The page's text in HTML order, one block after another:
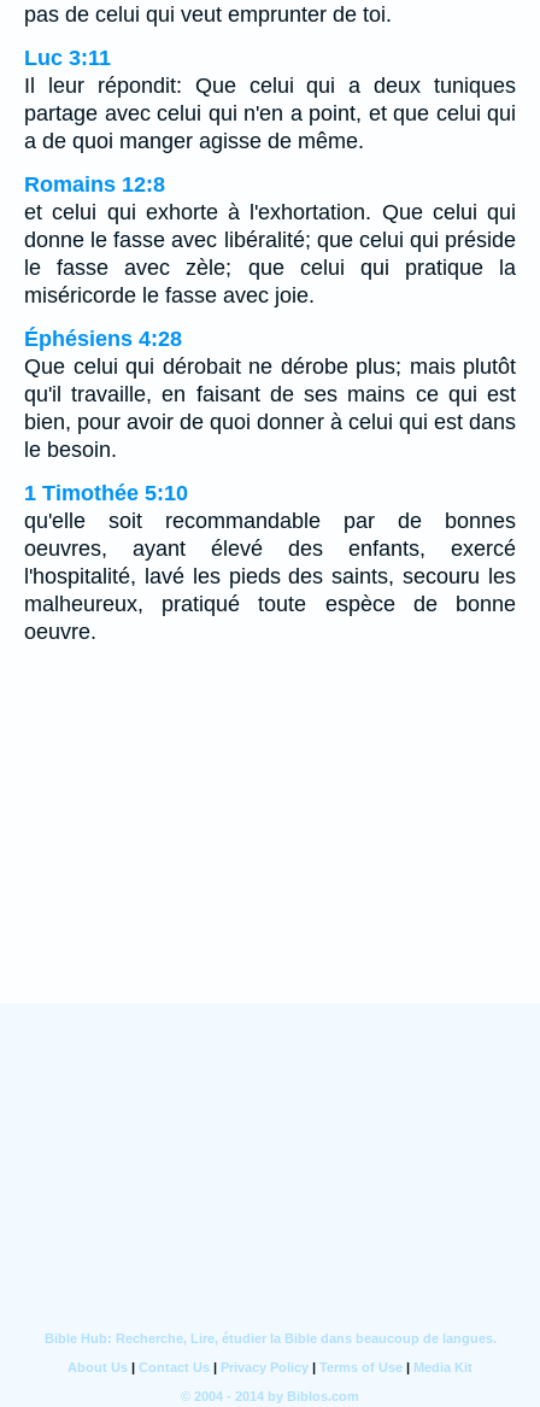
pas de celui qui veut emprunter de toi.
Luc 3:11
Il leur répondit: Que celui qui a deux tuniques
partage avec celui qui n'en a point, et que celui qui
a de quoi manger agisse de même.
Romains 12:8
et celui qui exhorte à l'exhortation. Que celui qui
donne le fasse avec libéralité; que celui qui préside
le fasse avec zèle; que celui qui pratique la
miséricorde le fasse avec joie.
Éphésiens 4:28
Que celui qui dérobait ne dérobe plus; mais plutôt
qu'il travaille, en faisant de ses mains ce qui est
bien, pour avoir de quoi donner à celui qui est dans
le besoin.
1 Timothée 5:10
qu'elle soit recommandable par de bonnes
oeuvres, ayant élevé des enfants, exercé
l'hospitalité, lavé les pieds des saints, secouru les
malheureux, pratiqué toute espèce de bonne
oeuvre.